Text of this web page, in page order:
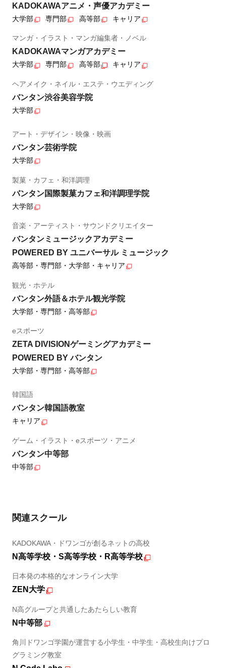
KADOKAWAアニメ・声優アカデミー
大学部 専門部 高等部 キャリア
マンガ・イラスト・マンガ編集者・ノベル
KADOKAWAマンガアカデミー
大学部 専門部 高等部 キャリア
ヘアメイク・ネイル・エステ・ウエディング
バンタン渋谷美容学院
大学部
アート・デザイン・映像・映画
バンタン芸術学院
大学部
製菓・カフェ・和洋調理
バンタン国際製菓カフェ和洋調理学院
大学部
音楽・アーティスト・サウンドクリエイター
バンタンミュージックアカデミー
POWERED BY ユニバーサル ミュージック
高等部・専門部・大学部・キャリア
観光・ホテル
バンタン外語＆ホテル観光学院
大学部・専門部・高等部
eスポーツ
ZETA DIVISIONゲーミングアカデミー
POWERED BY バンタン
大学部・専門部・高等部
韓国語
バンタン韓国語教室
キャリア
ゲーム・イラスト・eスポーツ・アニメ
バンタン中等部
中等部
関連スクール
KADOKAWA・ドワンゴが創るネットの高校
N高等学校・S高等学校・R高等学校
日本発の本格的なオンライン大学
ZEN大学
N高グループと共通したあたらしい教育
N中等部
角川ドワンゴ学園が運営する小学生・中学生・高校生向けプロ
グラミング教室